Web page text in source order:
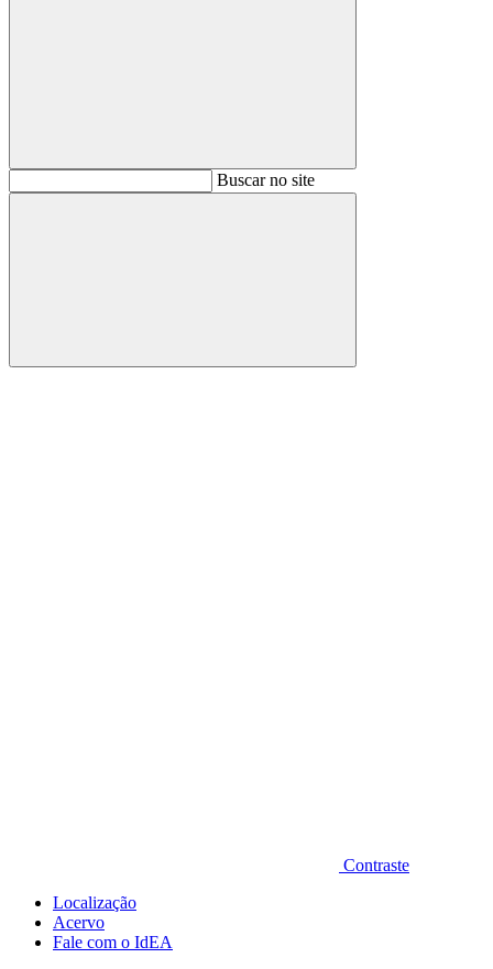
BuscarBuscar no site
Buscar
Contraste
Localização
Acervo
Fale com o IdEA